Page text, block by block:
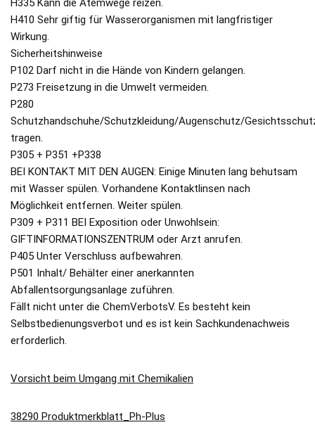
H335 Kann die Atemwege reizen.
H410 Sehr giftig für Wasserorganismen mit langfristiger
Wirkung.
Sicherheitshinweise
P102 Darf nicht in die Hände von Kindern gelangen.
P273 Freisetzung in die Umwelt vermeiden.
P280
Schutzhandschuhe/Schutzkleidung/Augenschutz/
tragen.
P305 + P351 +P338
BEI KONTAKT MIT DEN AUGEN: Einige Minuten lang behutsam
mit Wasser spülen. Vorhandene Kontaktlinsen nach
Möglichkeit entfernen. Weiter spülen.
P309 + P311 BEI Exposition oder Unwohlsein:
GIFTINFORMATIONSZENTRUM oder Arzt anrufen.
P405 Unter Verschluss aufbewahren.
P501 Inhalt/ Behälter einer anerkannten
Abfallentsorgungsanlage zuführen.
Fällt nicht unter die ChemVerbotsV. Es besteht kein
Selbstbedienungsverbot und es ist kein Sachkundenachweis
erforderlich.
Vorsicht beim Umgang mit Chemikalien
38290 Produktmerkblatt_Ph-Plus